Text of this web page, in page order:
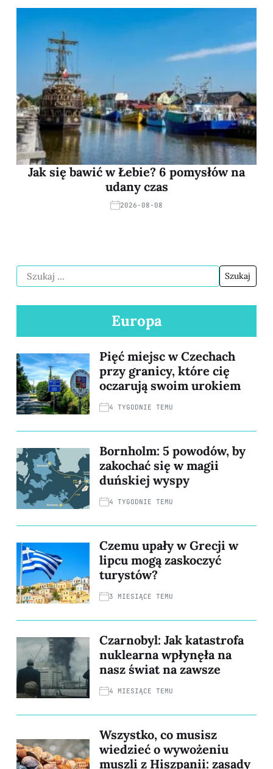
Jak się bawić w Łebie? 6 pomysłów na
udany czas
2026-08-08
Europa
Pięć miejsc w Czechach
przy granicy, które cię
oczarują swoim urokiem
4 TYGODNIE TEMU
Bornholm: 5 powodów, by
zakochać się w magii
duńskiej wyspy
4 TYGODNIE TEMU
Czemu upały w Grecji w
lipcu mogą zaskoczyć
turystów?
3 MIESIĄCE TEMU
Czarnobyl: Jak katastrofa
nuklearna wpłynęła na
nasz świat na zawsze
4 MIESIĄCE TEMU
Wszystko, co musisz
wiedzieć o wywożeniu
muszli z Hiszpanii: zasady